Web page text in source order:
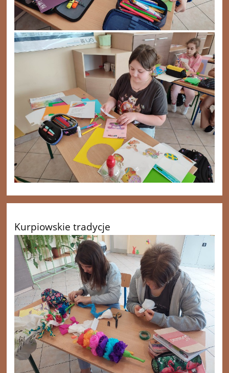
Kurpiowskie tradycje